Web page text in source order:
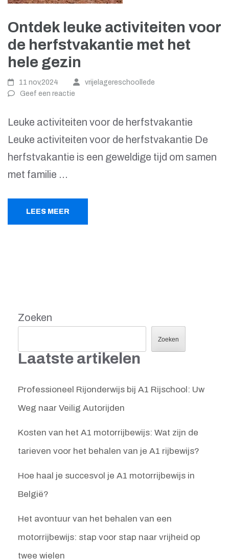
Ontdek leuke activiteiten voor
de herfstvakantie met het
hele gezin
11 nov,2024
vrijelagereschoollede
Geef een reactie
Leuke activiteiten voor de herfstvakantie
Leuke activiteiten voor de herfstvakantie De
herfstvakantie is een geweldige tijd om samen
met familie …
LEES MEER
Zoeken
Zoeken
Laatste artikelen
Professioneel Rijonderwijs bij A1 Rijschool: Uw
Weg naar Veilig Autorijden
Kosten van het A1 motorrijbewijs: Wat zijn de
tarieven voor het behalen van je A1 rijbewijs?
Hoe haal je succesvol je A1 motorrijbewijs in
België?
Het avontuur van het behalen van een
motorrijbewijs: stap voor stap naar vrijheid op
twee wielen